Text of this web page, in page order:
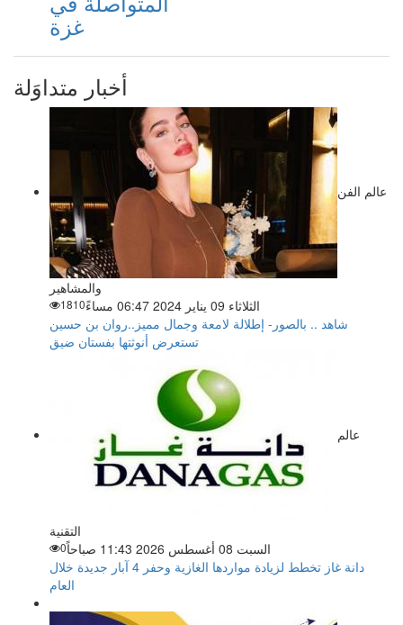
غزة
أخبار متداوَلة
عالم الفن
والمشاهير
الثلاثاء 09 يناير 2024 06:47 مساءً
1810
شاهد .. بالصور- إطلالة لامعة وجمال مميز..روان بن حسين
تستعرض أنوثتها بفستان ضيق
عالم
التقنية
السبت 08 أغسطس 2026 11:43 صباحاً
0
دانة غاز تخطط لزيادة مواردها الغازية وحفر 4 آبار جديدة خلال
العام